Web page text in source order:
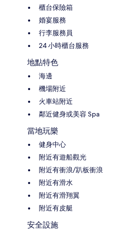
櫃台保險箱
婚宴服務
行李服務員
24 小時櫃台服務
地點特色
海邊
機場附近
火車站附近
鄰近健身或美容 Spa
當地玩樂
健身中心
附近有遊船觀光
附近有衝浪/趴板衝浪
附近有滑水
附近有滑翔翼
附近有皮艇
安全設施